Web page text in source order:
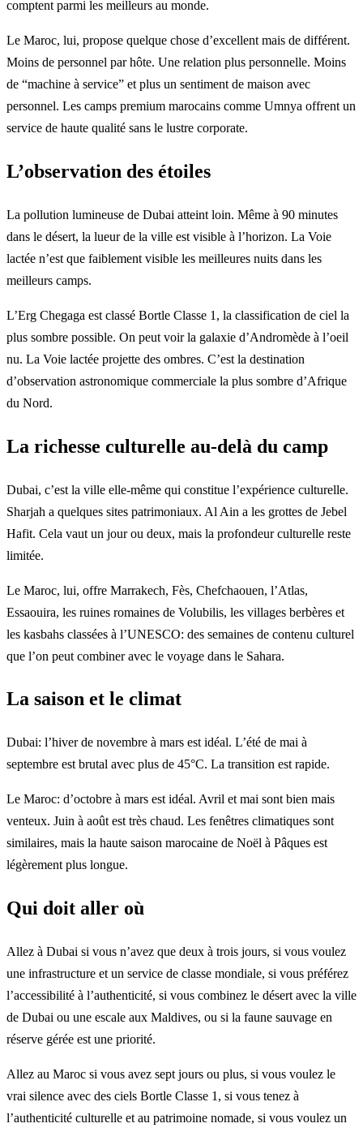
comptent parmi les meilleurs au monde.
Le Maroc, lui, propose quelque chose d’excellent mais de différent.
Moins de personnel par hôte. Une relation plus personnelle. Moins
de “machine à service” et plus un sentiment de maison avec
personnel. Les camps premium marocains comme Umnya offrent un
service de haute qualité sans le lustre corporate.
L’observation des étoiles
La pollution lumineuse de Dubai atteint loin. Même à 90 minutes
dans le désert, la lueur de la ville est visible à l’horizon. La Voie
lactée n’est que faiblement visible les meilleures nuits dans les
meilleurs camps.
L’Erg Chegaga est classé Bortle Classe 1, la classification de ciel la
plus sombre possible. On peut voir la galaxie d’Andromède à l’oeil
nu. La Voie lactée projette des ombres. C’est la destination
d’observation astronomique commerciale la plus sombre d’Afrique
du Nord.
La richesse culturelle au-delà du camp
Dubai, c’est la ville elle-même qui constitue l’expérience culturelle.
Sharjah a quelques sites patrimoniaux. Al Ain a les grottes de Jebel
Hafit. Cela vaut un jour ou deux, mais la profondeur culturelle reste
limitée.
Le Maroc, lui, offre Marrakech, Fès, Chefchaouen, l’Atlas,
Essaouira, les ruines romaines de Volubilis, les villages berbères et
les kasbahs classées à l’UNESCO: des semaines de contenu culturel
que l’on peut combiner avec le voyage dans le Sahara.
La saison et le climat
Dubai: l’hiver de novembre à mars est idéal. L’été de mai à
septembre est brutal avec plus de 45°C. La transition est rapide.
Le Maroc: d’octobre à mars est idéal. Avril et mai sont bien mais
venteux. Juin à août est très chaud. Les fenêtres climatiques sont
similaires, mais la haute saison marocaine de Noël à Pâques est
légèrement plus longue.
Qui doit aller où
Allez à Dubai si vous n’avez que deux à trois jours, si vous voulez
une infrastructure et un service de classe mondiale, si vous préférez
l’accessibilité à l’authenticité, si vous combinez le désert avec la ville
de Dubai ou une escale aux Maldives, ou si la faune sauvage en
réserve gérée est une priorité.
Allez au Maroc si vous avez sept jours ou plus, si vous voulez le
vrai silence avec des ciels Bortle Classe 1, si vous tenez à
l’authenticité culturelle et au patrimoine nomade, si vous voulez un